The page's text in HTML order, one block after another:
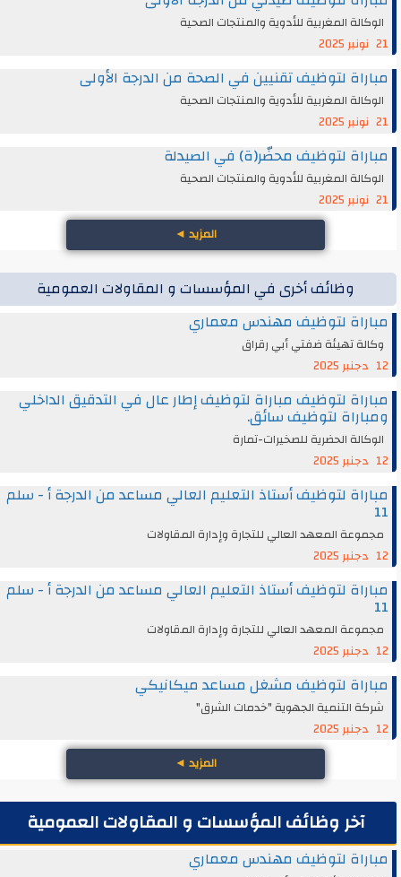
الوكالة المغربية للأدوية والمنتجات الصحية
21 نونبر 2025
مباراة لتوظيف تقنيين في الصحة من الدرجة الأولى
الوكالة المغربية للأدوية والمنتجات الصحية
21 نونبر 2025
مباراة لتوظيف محضّر(ة) في الصيدلة
الوكالة المغربية للأدوية والمنتجات الصحية
21 نونبر 2025
المزيد◄
وظائف أخرى في المؤسسات و المقاولات العمومية
مباراة لتوظيف مهندس معماري
وكالة تهيئة ضفتي أبي رقراق
12 دجنبر 2025
مباراة لتوظيف مباراة لتوظيف إطار عال في التدقيق الداخلي
ومباراة لتوظيف سائق.
الوكالة الحضرية للصخيرات-تمارة
12 دجنبر 2025
مباراة لتوظيف أستاذ التعليم العالي مساعد من الدرجة أ - سلم
11
مجموعة المعهد العالي للتجارة وإدارة المقاولات
12 دجنبر 2025
مباراة لتوظيف أستاذ التعليم العالي مساعد من الدرجة أ - سلم
11
مجموعة المعهد العالي للتجارة وإدارة المقاولات
12 دجنبر 2025
مباراة لتوظيف مشغل مساعد ميكانيكي
شركة التنمية الجهوية "خدمات الشرق"
12 دجنبر 2025
المزيد◄
آخر وظائف المؤسسات و المقاولات العمومية
مباراة لتوظيف مهندس معماري